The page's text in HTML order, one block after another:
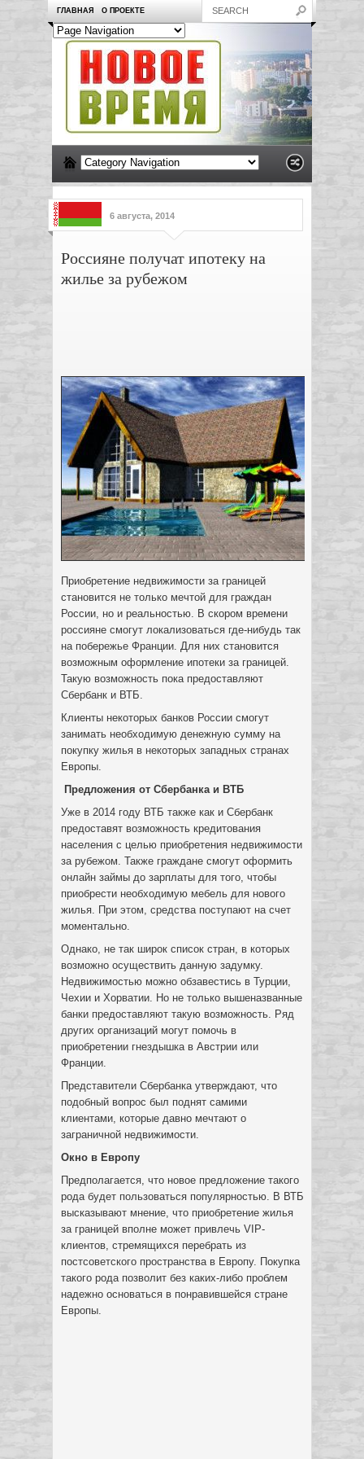
ГЛАВНАЯ О ПРОЕКТЕ
6 августа, 2014
Россияне получат ипотеку на
жилье за рубежом
Приобретение недвижимости за границей
становится не только мечтой для граждан
России, но и реальностью. В скором времени
россияне смогут локализоваться где-нибудь так
на побережье Франции. Для них становится
возможным оформление ипотеки за границей.
Такую возможность пока предоставляют
Сбербанк и ВТБ.
Клиенты некоторых банков России смогут
занимать необходимую денежную сумму на
покупку жилья в некоторых западных странах
Европы.
Предложения от Сбербанка и ВТБ
Уже в 2014 году ВТБ также как и Сбербанк
предоставят возможность кредитования
населения с целью приобретения недвижимости
за рубежом. Также граждане смогут оформить
онлайн займы до зарплаты для того, чтобы
приобрести необходимую мебель для нового
жилья. При этом, средства поступают на счет
моментально.
Однако, не так широк список стран, в которых
возможно осуществить данную задумку.
Недвижимостью можно обзавестись в Турции,
Чехии и Хорватии. Но не только вышеназванные
банки предоставляют такую возможность. Ряд
других организаций могут помочь в
приобретении гнездышка в Австрии или
Франции.
Представители Сбербанка утверждают, что
подобный вопрос был поднят самими
клиентами, которые давно мечтают о
заграничной недвижимости.
Окно в Европу
Предполагается, что новое предложение такого
рода будет пользоваться популярностью. В ВТБ
высказывают мнение, что приобретение жилья
за границей вполне может привлечь VIP-
клиентов, стремящихся перебрать из
постсоветского пространства в Европу. Покупка
такого рода позволит без каких-либо проблем
надежно основаться в понравившейся стране
Европы.